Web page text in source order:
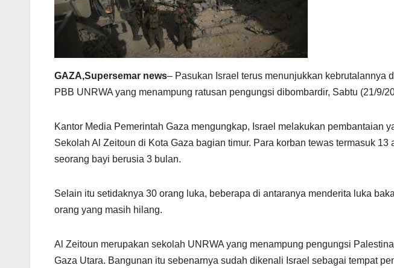
GAZA,Supersemar news– Pasukan Israel terus menunjukkan kebrutalannya
PBB UNRWA yang menampung ratusan pengungsi dibombardir, Sabtu (21/9/
Kantor Media Pemerintah Gaza mengungkap, Israel melakukan pembantaian
Sekolah Al Zeitoun di Kota Gaza bagian timur. Para korban tewas termasuk 13
seorang bayi berusia 3 bulan.
Selain itu setidaknya 30 orang luka, beberapa di antaranya menderita luka
orang yang masih hilang.
Al Zeitoun merupakan sekolah UNRWA yang menampung pengungsi
Gaza Utara. Bangunan itu sebenarnya sudah dikenali Israel sebagai tempat